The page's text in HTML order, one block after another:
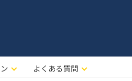
よくある質問